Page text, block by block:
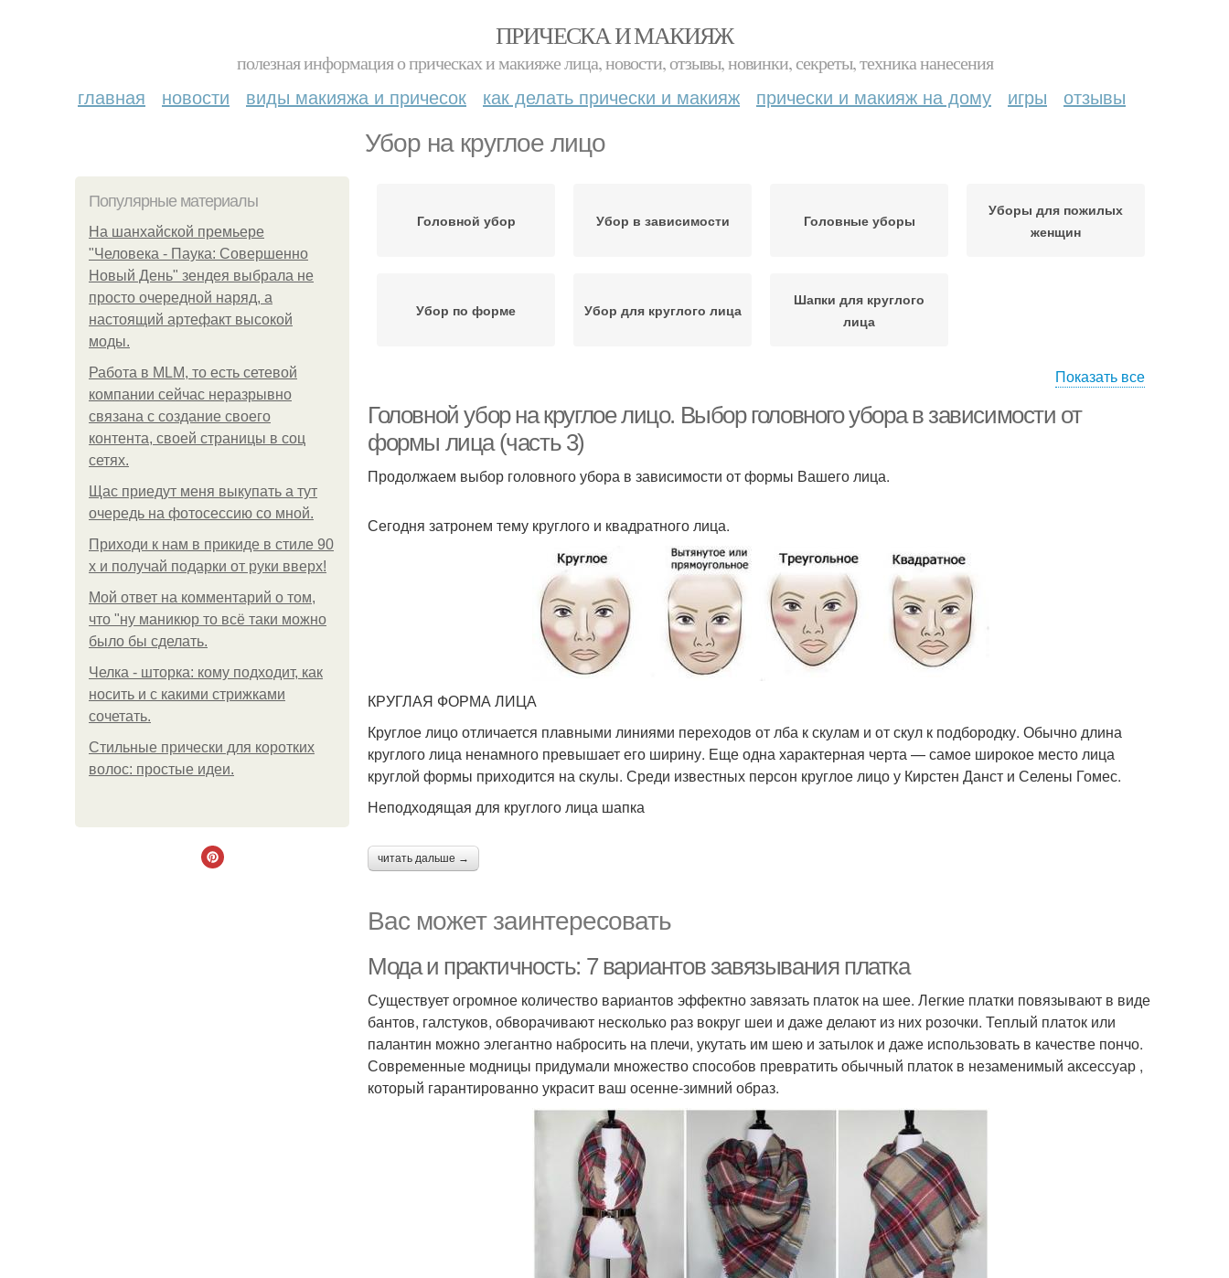
ПРИЧЕСКА И МАКИЯЖ
полезная информация о прическах и макияже лица, новости, отзывы, новинки, секреты, техника нанесения
главная новости виды макияжа и причесок как делать прически и макияж прически и макияж на дому игры отзывы
Убор на круглое лицо
Популярные материалы
На шанхайской премьере
"Человека - Паука: Совершенно
Новый День" зендея выбрала не
просто очередной наряд, а
настоящий артефакт высокой
моды.
Работа в MLM, то есть сетевой
компании сейчас неразрывно
связана с создание своего
контента, своей страницы в соц
сетях.
Щас приедут меня выкупать а тут
очередь на фотосессию со мной.
Приходи к нам в прикиде в стиле 90
х и получай подарки от руки вверх!
Мой ответ на комментарий о том,
что "ну маникюр то всё таки можно
было бы сделать.
Челка - шторка: кому подходит, как
носить и с какими стрижками
сочетать.
Стильные прически для коротких
волос: простые идеи.
Головной убор Убор в зависимости Головные уборы
Уборы для пожилых
женщин
Убор по форме Убор для круглого лица
Шапки для круглого
лица
Показать все
Головной убор на круглое лицо. Выбор головного убора в зависимости от
формы лица (часть 3)
Продолжаем выбор головного убора в зависимости от формы Вашего лица.
Сегодня затронем тему круглого и квадратного лица.
КРУГЛАЯ ФОРМА ЛИЦА
Круглое лицо отличается плавными линиями переходов от лба к скулам и от скул к подбородку. Обычно длина
круглого лица ненамного превышает его ширину. Еще одна характерная черта — самое широкое место лица
круглой формы приходится на скулы. Среди известных персон круглое лицо у Кирстен Данст и Селены Гомес.
Неподходящая для круглого лица шапка
читать дальше →
Вас может заинтересовать
Мода и практичность: 7 вариантов завязывания платка
Существует огромное количество вариантов эффектно завязать платок на шее. Легкие платки повязывают в виде
бантов, галстуков, обворачивают несколько раз вокруг шеи и даже делают из них розочки. Теплый платок или
палантин можно элегантно набросить на плечи, укутать им шею и затылок и даже использовать в качестве пончо.
Современные модницы придумали множество способов превратить обычный платок в незаменимый аксессуар ,
который гарантированно украсит ваш осенне-зимний образ.